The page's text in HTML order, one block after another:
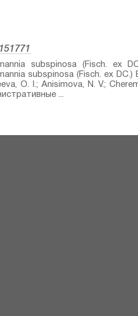
subspinosa (Fisch. ex
subspinosa (Fisch. ex
O. I.; Anisimova, N. V.;
...